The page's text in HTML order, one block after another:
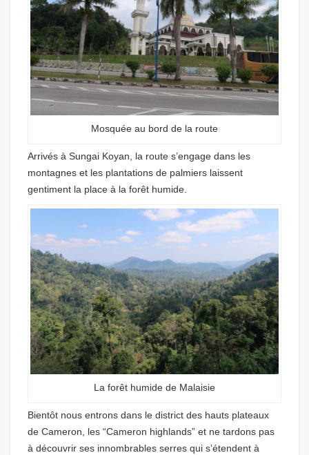
Mosquée au bord de la route
Arrivés à Sungai Koyan, la route s’engage dans les
montagnes et les plantations de palmiers laissent
gentiment la place à la forêt humide.
La forêt humide de Malaisie
Bientôt nous entrons dans le district des hauts plateaux
de Cameron, les “Cameron highlands” et ne tardons pas
à découvrir ses innombrables serres qui s’étendent à